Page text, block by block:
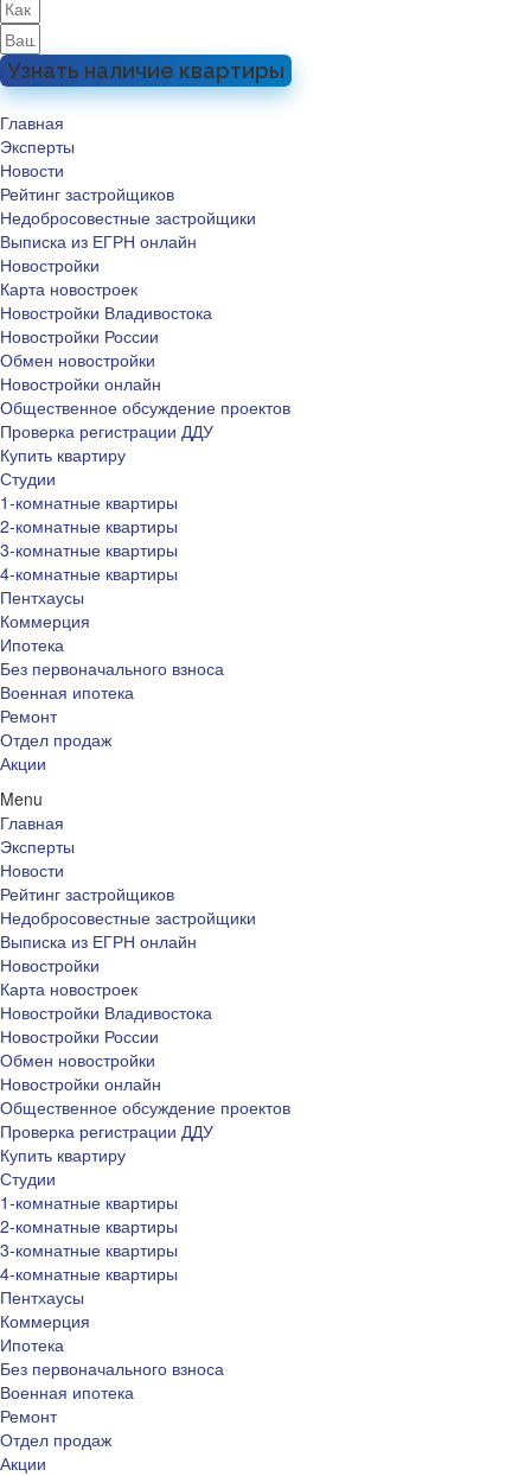
Узнать наличие квартиры
Главная
Эксперты
Новости
Рейтинг застройщиков
Недобросовестные застройщики
Выписка из ЕГРН онлайн
Новостройки
Карта новостроек
Новостройки Владивостока
Новостройки России
Обмен новостройки
Новостройки онлайн
Общественное обсуждение проектов
Проверка регистрации ДДУ
Купить квартиру
Студии
1-комнатные квартиры
2-комнатные квартиры
3-комнатные квартиры
4-комнатные квартиры
Пентхаусы
Коммерция
Ипотека
Без первоначального взноса
Военная ипотека
Ремонт
Отдел продаж
Акции
Menu
Главная
Эксперты
Новости
Рейтинг застройщиков
Недобросовестные застройщики
Выписка из ЕГРН онлайн
Новостройки
Карта новостроек
Новостройки Владивостока
Новостройки России
Обмен новостройки
Новостройки онлайн
Общественное обсуждение проектов
Проверка регистрации ДДУ
Купить квартиру
Студии
1-комнатные квартиры
2-комнатные квартиры
3-комнатные квартиры
4-комнатные квартиры
Пентхаусы
Коммерция
Ипотека
Без первоначального взноса
Военная ипотека
Ремонт
Отдел продаж
Акции